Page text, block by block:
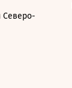
Северо-